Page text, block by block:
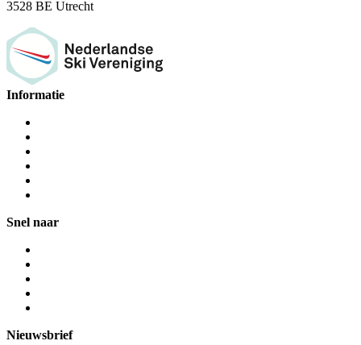
3528 BE Utrecht
Informatie
Snel naar
Nieuwsbrief